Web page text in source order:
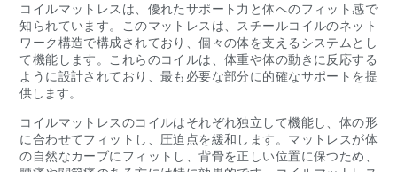
コイルマットレスは、優れたサポート力と体へのフィット感で
知られています。このマットレスは、スチールコイルのネット
ワーク構造で構成されており、個々の体を支えるシステムとし
て機能します。これらのコイルは、体重や体の動きに反応する
ように設計されており、最も必要な部分に的確なサポートを提
供します。
コイルマットレスのコイルはそれぞれ独立して機能し、体の形
に合わせてフィットし、圧迫点を緩和します。マットレスが体
の自然なカーブにフィットし、背骨を正しい位置に保つため、